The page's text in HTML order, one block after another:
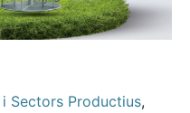
Sectors Productius,